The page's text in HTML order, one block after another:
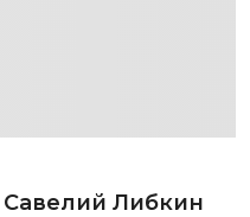
Либкин